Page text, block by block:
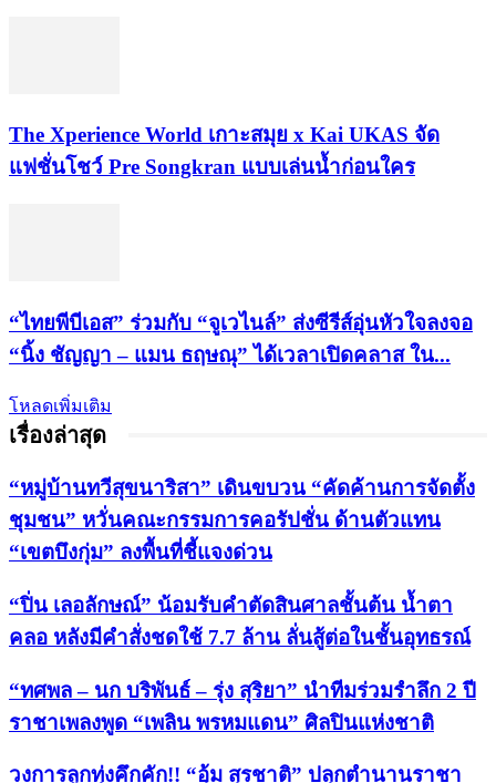
​The Xperience World เกาะสมุย x Kai UKAS จัด
แฟชั่นโชว์ Pre Songkran แบบเล่นน้ำก่อนใคร
“ไทยพีบีเอส” ร่วมกับ “จูเวไนล์” ส่งซีรีส์อุ่นหัวใจลงจอ
“นิ้ง ชัญญา – แมน ธฤษณุ” ได้เวลาเปิดคลาส ใน...
โหลดเพิ่มเติม
เรื่องล่าสุด
“หมู่บ้านทวีสุขนาริสา” เดินขบวน “คัดค้านการจัดตั้ง
ชุมชน” หวั่นคณะกรรมการคอรัปชั่น ด้านตัวแทน
“เขตบึงกุ่ม” ลงพื้นที่ชี้แจงด่วน
“ปิ่น เลอลักษณ์” น้อมรับคำตัดสินศาลชั้นต้น น้ำตา
คลอ หลังมีคำสั่งชดใช้ 7.7 ล้าน ลั่นสู้ต่อในชั้นอุทธรณ์
“ทศพล – นก บริพันธ์ – รุ่ง สุริยา” นำทีมร่วมรำลึก 2 ปี
ราชาเพลงพูด “เพลิน พรหมแดน” ศิลปินแห่งชาติ
วงการลูกทุ่งคึกคัก!! “อุ้ม สุรชาติ” ปลุกตำนานราชา